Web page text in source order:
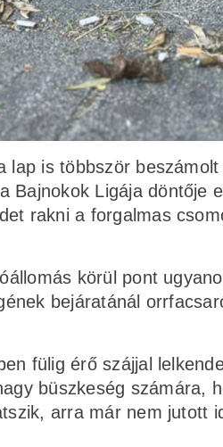
lap is többször
Bajnokok Ligája döntője
rakni a forgalmas
körül pont
bejáratánál
fülig érő szájjal
büszkeség számára,
arra már nem jutott